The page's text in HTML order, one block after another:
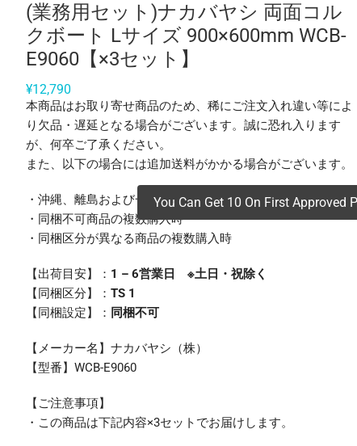
(業務用セット)ナカバヤシ 両面コル
クボート Lサイズ 900×600mm WCB-
E9060【×3セット】
¥12,790
本商品はお取り寄せ商品のため、稀にご注文入れ違い等によ
り欠品・遅延となる場合がございます。誠に恐れ入ります
が、何卒ご了承ください。
また、以下の場合には追加送料がかかる場合がございます。
・沖縄、離島および一部地域への配送時
・同梱不可商品の複数購入時
・同梱区分が異なる商品の複数購入時
【出荷目安】： 1 – 6営業日 ※土日・祝除く
【同梱区分】： TS 1
【同梱設定】： 同梱不可
【メーカー名】ナカバヤシ（株）
【型番】WCB-E9060
【ご注意事項】
・この商品は下記内容×3セットでお届けします。
You Can Get 10 On First